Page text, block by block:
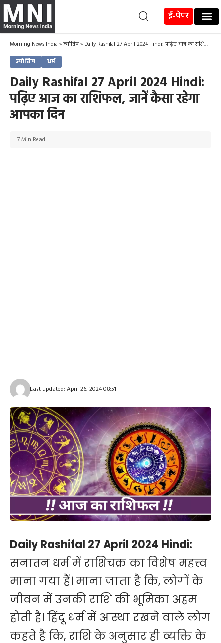
ई-पेपर
Morning News India »ज्योतिष» Daily Rashifal 27 April 2024 Hindi: पढ़िए आज का राशिफल, जानें कैसा रहेगा आपका दिन
ज्योतिष धर्म
Daily Rashifal 27 April 2024 Hindi:
पढ़िए आज का राशिफल, जानें कैसा रहेगा
आपका दिन
Last updated: April 26, 2024 08:51
7 Min Read
Daily Rashifal 27 April 2024 Hindi:
सनातन धर्म में राशिचक्र का विशेष महत्त्व
माना गया हैं। माना जाता है कि, लोगों के
जीवन में उनकी राशि की भूमिका अहम
होती है। हिंदू धर्म में आस्था रखने वाले लोग
कहते है कि, राशि के अनुसार ही व्यक्ति के